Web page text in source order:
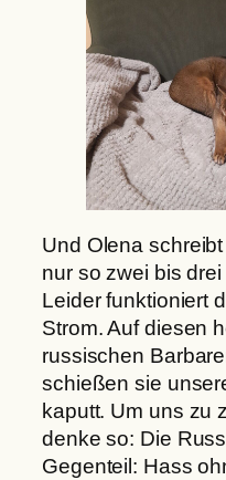
Und Olena
nur so zwei bis
Leider funktioniert
Strom. Auf diesen
russischen
schießen sie
kaputt. Um uns zu
denke so: Die
Gegenteil: Hass